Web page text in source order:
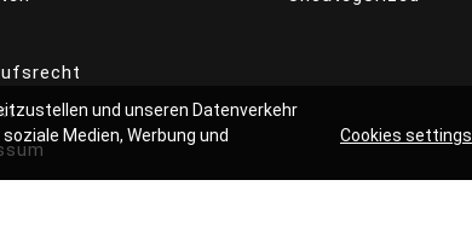
und unseren Datenverkehr
Medien, Werbung und
Cookies settings